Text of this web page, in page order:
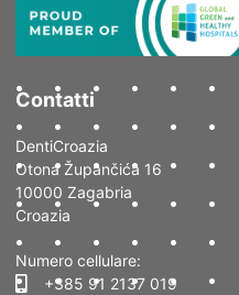
Contatti
DentiCroazia
Otona Župančića 16
10000 Zagabria
Croazia
Numero cellulare:
+385 91 2137 019